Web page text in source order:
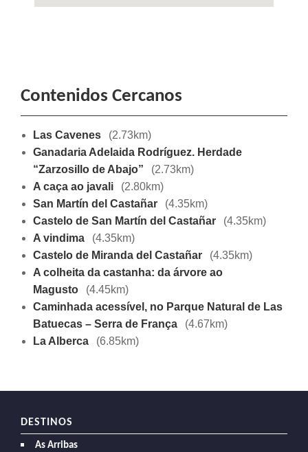
Contenidos Cercanos
Las Cavenes
(2.73km)
Ganadaria Adelaida Rodríguez. Herdade
“Zarzosillo de Abajo”
(2.73km)
A caça ao javali
(2.80km)
San Martín del Castañar
(4.35km)
Castelo de San Martín del Castañar
(4.35km)
A vindima
(4.35km)
Castelo de Miranda del Castañar
(4.35km)
A colheita da castanha: da árvore ao
Magusto
(4.45km)
Caminhada acessível, no Parque Natural de Las
Batuecas – Serra de França
(4.67km)
La Alberca
(6.85km)
DESTINOS
As Arribas